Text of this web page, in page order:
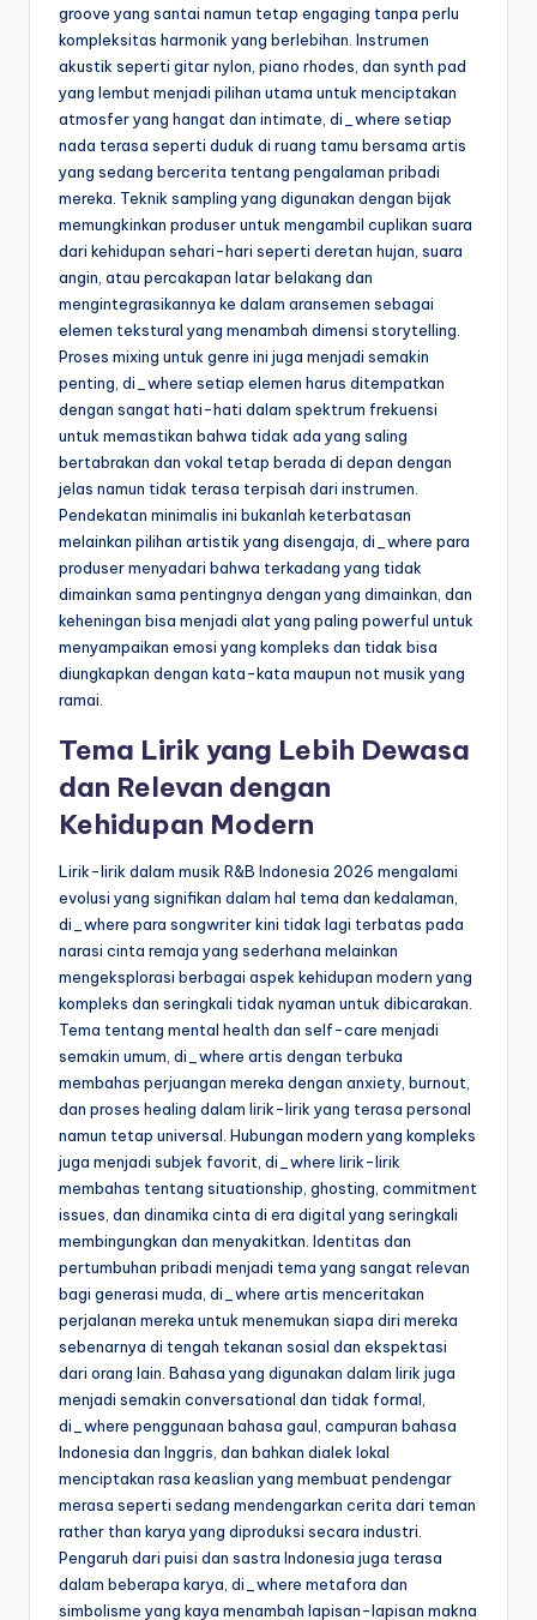
groove yang santai namun tetap engaging tanpa perlu
kompleksitas harmonik yang berlebihan. Instrumen
akustik seperti gitar nylon, piano rhodes, dan synth pad
yang lembut menjadi pilihan utama untuk menciptakan
atmosfer yang hangat dan intimate, di_where setiap
nada terasa seperti duduk di ruang tamu bersama artis
yang sedang bercerita tentang pengalaman pribadi
mereka. Teknik sampling yang digunakan dengan bijak
memungkinkan produser untuk mengambil cuplikan suara
dari kehidupan sehari-hari seperti deretan hujan, suara
angin, atau percakapan latar belakang dan
mengintegrasikannya ke dalam aransemen sebagai
elemen tekstural yang menambah dimensi storytelling.
Proses mixing untuk genre ini juga menjadi semakin
penting, di_where setiap elemen harus ditempatkan
dengan sangat hati-hati dalam spektrum frekuensi
untuk memastikan bahwa tidak ada yang saling
bertabrakan dan vokal tetap berada di depan dengan
jelas namun tidak terasa terpisah dari instrumen.
Pendekatan minimalis ini bukanlah keterbatasan
melainkan pilihan artistik yang disengaja, di_where para
produser menyadari bahwa terkadang yang tidak
dimainkan sama pentingnya dengan yang dimainkan, dan
keheningan bisa menjadi alat yang paling powerful untuk
menyampaikan emosi yang kompleks dan tidak bisa
diungkapkan dengan kata-kata maupun not musik yang
ramai.
Tema Lirik yang Lebih Dewasa
dan Relevan dengan
Kehidupan Modern
Lirik-lirik dalam musik R&B Indonesia 2026 mengalami
evolusi yang signifikan dalam hal tema dan kedalaman,
di_where para songwriter kini tidak lagi terbatas pada
narasi cinta remaja yang sederhana melainkan
mengeksplorasi berbagai aspek kehidupan modern yang
kompleks dan seringkali tidak nyaman untuk dibicarakan.
Tema tentang mental health dan self-care menjadi
semakin umum, di_where artis dengan terbuka
membahas perjuangan mereka dengan anxiety, burnout,
dan proses healing dalam lirik-lirik yang terasa personal
namun tetap universal. Hubungan modern yang kompleks
juga menjadi subjek favorit, di_where lirik-lirik
membahas tentang situationship, ghosting, commitment
issues, dan dinamika cinta di era digital yang seringkali
membingungkan dan menyakitkan. Identitas dan
pertumbuhan pribadi menjadi tema yang sangat relevan
bagi generasi muda, di_where artis menceritakan
perjalanan mereka untuk menemukan siapa diri mereka
sebenarnya di tengah tekanan sosial dan ekspektasi
dari orang lain. Bahasa yang digunakan dalam lirik juga
menjadi semakin conversational dan tidak formal,
di_where penggunaan bahasa gaul, campuran bahasa
Indonesia dan Inggris, dan bahkan dialek lokal
menciptakan rasa keaslian yang membuat pendengar
merasa seperti sedang mendengarkan cerita dari teman
rather than karya yang diproduksi secara industri.
Pengaruh dari puisi dan sastra Indonesia juga terasa
dalam beberapa karya, di_where metafora dan
simbolisme yang kaya menambah lapisan-lapisan makna